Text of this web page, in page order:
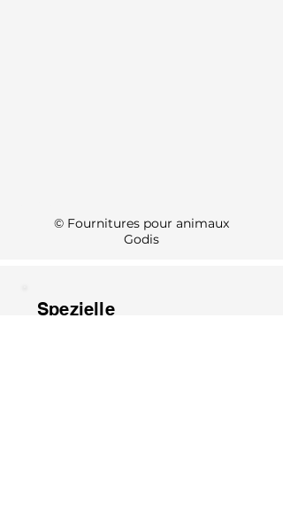
© Fournitures pour animaux
Godis
Spezielle